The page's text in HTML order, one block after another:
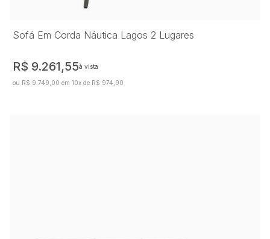
Sofá Em Corda Náutica Lagos 2 Lugares
R$ 9.261,55à vista
ou R$ 9.749,00 em 10x de R$ 974,90